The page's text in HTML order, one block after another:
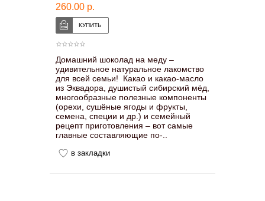
260.00 р.
Домашний шоколад на меду –
удивительное натуральное лакомство
для всей семьи! Какао и какао-масло
из Эквадора, душистый сибирский мёд,
многообразные полезные компоненты
(орехи, сушёные ягоды и фрукты,
семена, специи и др.) и семейный
рецепт приготовления – вот самые
главные составляющие по-..
в закладки